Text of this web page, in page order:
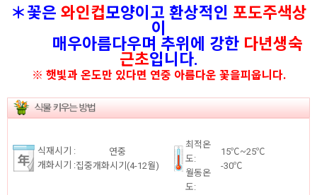
＊꽃은 와인컵모양이고 환상적인 포도주색상
이
매우아름다우며 추위에 강한 다년생숙
근초입니다.
※ 햇빛과 온도만 있다면 연중 아름다운 꽃을피웁니다.
식재시기 :
개화시기 :
연중
집중개화시기(4-12월)
최적온
도:
월동온
도:
15℃~25℃
-30℃